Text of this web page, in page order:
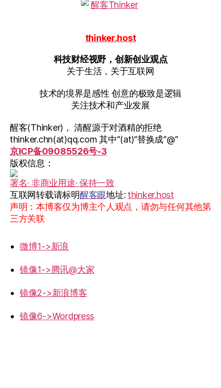
thinker.host
科技财经视野，创新创业观点
关于生活，关于互联网
技术的境界是感性 创意的极致是逻辑
关注技术和产业发展
醒客(Thinker)， 清醒源于对酒精的拒绝
thinker.chn(at)qq.com 其中“(at)”替换成“@”
京ICP备09085526号-3
版权信息：
署名· 非商业用途· 保持一致
互联网转载请标明醒客眼地址: thinker.host
声明：本博客仅为博主个人观点，请勿与任何其他第
三方关联
微博1->新浪
镜像1->腾讯@大家
镜像2->新浪博客
镜像6->Wordpress